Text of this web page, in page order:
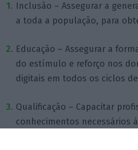
Inclusão – Assegurar a
a toda a população, para
Educação – Assegurar a
do estímulo e reforço nos
digitais em todos os ciclos
Qualificação – Capacitar
conhecimentos necessários
crescentemente de